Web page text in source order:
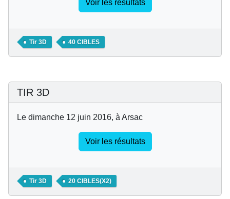
Voir les résultats
Tir 3D 40 CIBLES
TIR 3D
Le dimanche 12 juin 2016, à Arsac
Voir les résultats
Tir 3D 20 CIBLES(X2)